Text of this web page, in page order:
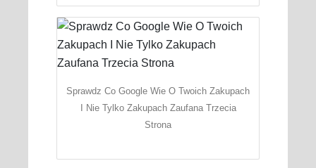
Sprawdz Co Google Wie O Twoich Zakupach
I Nie Tylko Zakupach Zaufana Trzecia
Strona